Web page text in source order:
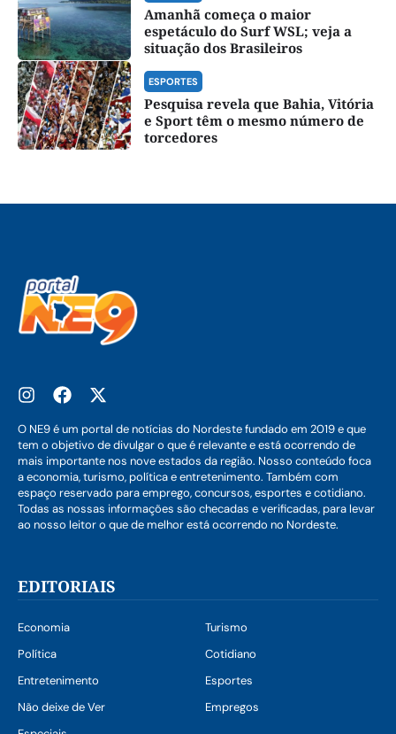
Amanhã começa o maior
espetáculo do Surf WSL; veja a
situação dos Brasileiros
ESPORTES
Pesquisa revela que Bahia, Vitória
e Sport têm o mesmo número de
torcedores
O NE9 é um portal de notícias do Nordeste fundado em 2019 e que
tem o objetivo de divulgar o que é relevante e está ocorrendo de
mais importante nos nove estados da região. Nosso conteúdo foca
a economia, turismo, política e entretenimento. Também com
espaço reservado para emprego, concursos, esportes e cotidiano.
Todas as nossas informações são checadas e verificadas, para levar
ao nosso leitor o que de melhor está ocorrendo no Nordeste.
EDITORIAIS
Economia
Turismo
Política
Cotidiano
Entretenimento
Esportes
Não deixe de Ver
Empregos